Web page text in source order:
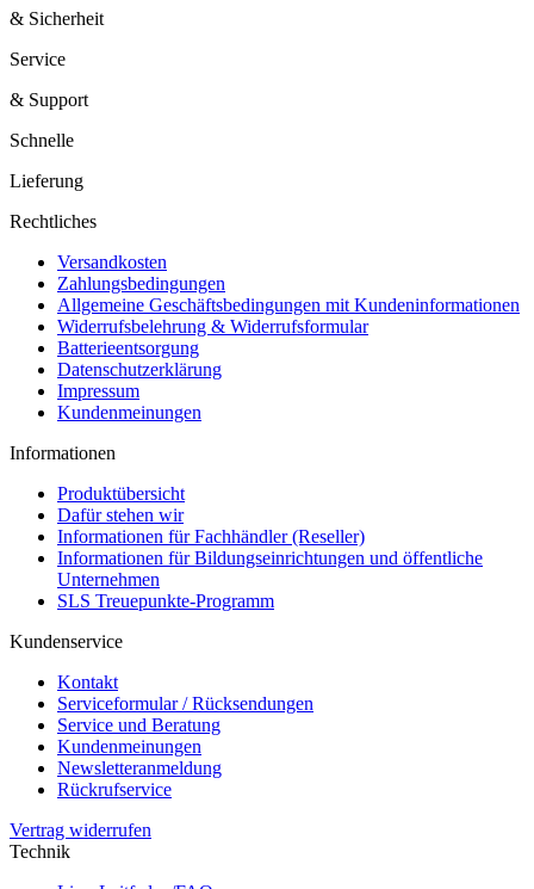
& Sicherheit
Service
& Support
Schnelle
Lieferung
Rechtliches
Versandkosten
Zahlungsbedingungen
Allgemeine Geschäftsbedingungen mit Kundeninformationen
Widerrufsbelehrung & Widerrufsformular
Batterieentsorgung
Datenschutzerklärung
Impressum
Kundenmeinungen
Informationen
Produktübersicht
Dafür stehen wir
Informationen für Fachhändler (Reseller)
Informationen für Bildungseinrichtungen und öffentliche
Unternehmen
SLS Treuepunkte-Programm
Kundenservice
Kontakt
Serviceformular / Rücksendungen
Service und Beratung
Kundenmeinungen
Newsletteranmeldung
Rückrufservice
Vertrag widerrufen
Technik